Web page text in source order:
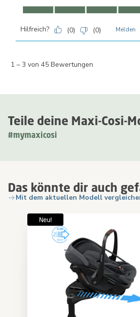
Teile deine Maxi-Cosi-
#mymaxicosi
Das könnte dir auch
Mit dem aktuellen Modell
Komfort, 5.0 von 5
Hilfreich? (0) (0) Melden
1 – 3 von 45 Bewertungen